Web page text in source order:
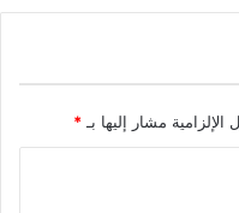
الإلزامية مشار إليها بـ *